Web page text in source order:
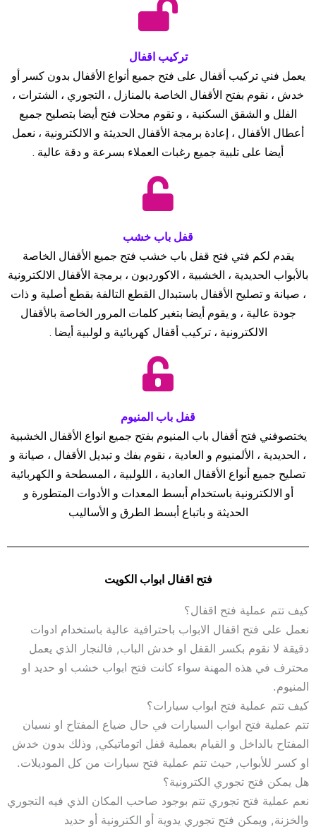
تركيب اقفال
يعمل فني تركيب أقفال على فتح جميع أنواع الأقفال بدون كسر أو
خدش ، نقوم بفتح الأقفال الخاصة بالمنازل ، التجوري ، الشترات ،
الفلل و الشقق السكنية ، و تقوم محلات فتح أيضا بتصليح جميع
أعطال الأقفال ، إعادة برمجة الأقفال الحديثة و الالكترونية ، نعمل
أيضا على تلبية جميع رغبات العملاء بسرعة و دقة عالية .
قفل باب خشب
يقدم لكم فتي فتح قفل باب خشب فتح جميع الأقفال الخاصة
بالأبواب الحديدية ، الخشبية ، الاكورديون ، برمجة الأقفال الالكترونية
، صيانة و تصليح الأقفال باستبدال القطع التالفة بقطع أصلية و ذات
جودة عالية ، و يقوم أيضا بتغير كلمات المرور الخاصة بالأقفال
الالكترونية ، تركيب أقفال كهربائية و لولبية أيضا .
قفل باب المنيوم
يختصوفني فتح أقفال باب المنيوم بفتح جميع انواع الأقفال الخشبية
، الحديدية ، الألمنيوم و العادية ، نقوم بفك و تبديل الأقفال ، صيانة و
تصليح جميع أنواع الأقفال العادية ، اللولبية ، المسطحة و الكهربائية
أو الالكترونية باستخدام أبسط المعدات و الأدوات المتطورة و
الحديثة و باتباع أبسط الطرق و الأساليب
فتح اقفال ابواب الكويت
كيف تتم عملية فتح اقفال؟
نعمل على فتح اقفال الابواب باحترافية عالية باستخدام ادوات
دقيقة لا نقوم بكسر القفل او خدش الباب, فالنجار الذي يعمل
محترف في هذه المهنة سواء كانت فتح ابواب خشب او حديد او
المنيوم.
كيف تتم عملية فتح ابواب سيارات؟
تتم عملية فتح ابواب السيارات في حال ضياع المفتاح او نسيان
المفتاح بالداخل و القيام بعملية قفل اتوماتيكي, وذلك بدون خدش
او كسر للأبواب, حيث تتم عملية فتح سيارات من كل الموديلات.
هل يمكن فتح تجوري الكترونية؟
نعم عملية فتح تجوري تتم بوجود صاحب المكان الذي فيه التجوري
والخزنة, ويمكن فتح تجوري يدوية أو الكترونية أو حديد